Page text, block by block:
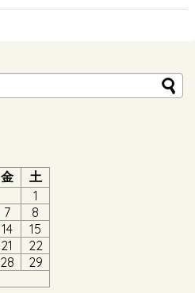
金
土
1
7
8
14
15
21
22
28
29